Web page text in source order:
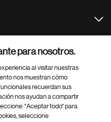
para nosotros.
al visitar nuestras
nos muestran cómo
recuerdan sus
nos ayudan a compartir
"Aceptar todo" para
seleccione